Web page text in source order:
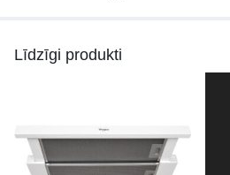
Līdzīgi produkti